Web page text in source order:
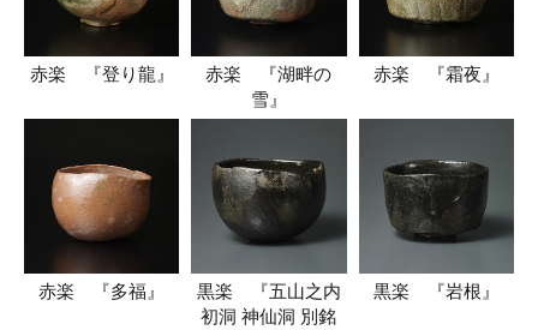
赤楽 『登り龍』
赤楽 『湖畔の
雪』
赤楽 『霜夜』
赤楽 『多福』
黒楽 『五山之内
初洞 神仙洞 別銘
黒楽 『岩根』